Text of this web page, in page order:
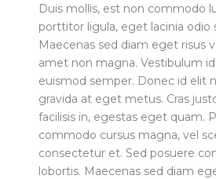
Duis mollis, est non commodo
porttitor ligula, eget lacinia odio
Maecenas sed diam eget risus
amet non magna. Vestibulum
euismod semper. Donec id elit
gravida at eget metus. Cras
facilisis in, egestas eget quam.
commodo cursus magna, vel
consectetur et. Sed posuere
lobortis. Maecenas sed diam